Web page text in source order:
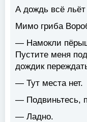
А дождь всё льёт
Мимо гриба
— Намокли
Пустите меня
дождик
— Тут места нет.
— Подвиньтесь,
— Ладно.